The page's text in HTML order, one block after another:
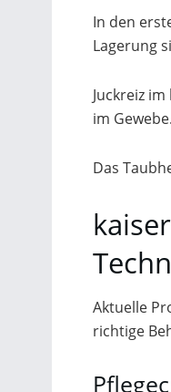
In den
Lagerung
Juckreiz
im Gewebe.
Das
Aktuelle
richtige